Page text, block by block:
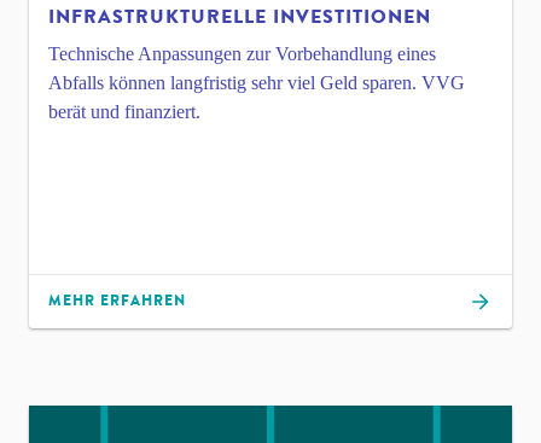
INFRA­STRUKTURELLE INVESTITIONEN
Technische Anpassungen zur Vorbehandlung eines
Abfalls können langfristig sehr viel Geld sparen. VVG
berät und finanziert.
MEHR ERFAHREN